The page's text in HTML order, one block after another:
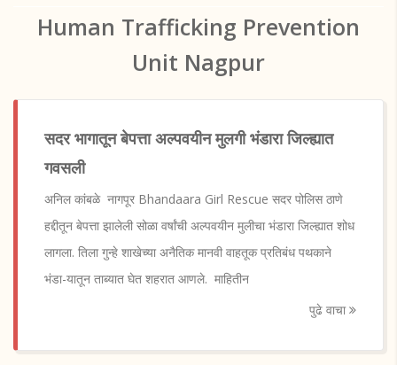
Human Trafficking Prevention
Unit Nagpur
सदर भागातून बेपत्ता अल्पवयीन मुलगी भंडारा जिल्ह्यात
गवसली
अनिल कांबळे नागपूर Bhandaara Girl Rescue सदर पोलिस ठाणे
हद्दीतून बेपत्ता झालेली सोळा वर्षांची अल्पवयीन मुलीचा भंडारा जिल्ह्यात शोध
लागला. तिला गुन्हे शाखेच्या अनैतिक मानवी वाहतूक प्रतिबंध पथकाने
भंडा-यातून ताब्यात घेत शहरात आणले. माहितीन
पुढे वाचा